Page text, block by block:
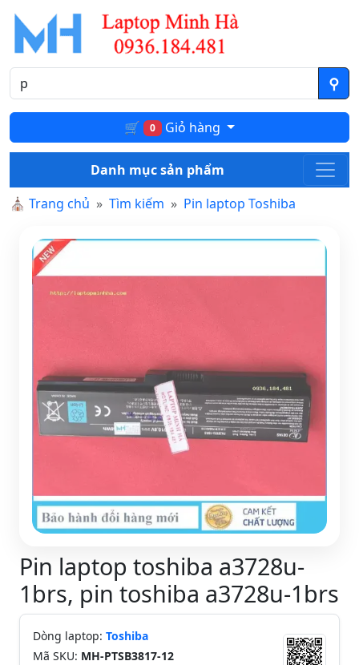
🛒 0 Giỏ hàng
Danh mục sản phẩm
⛪ Trang chủ Tìm kiếm Pin laptop Toshiba
Pin laptop toshiba a3728u-
1brs, pin toshiba a3728u-1brs
Dòng laptop: Toshiba
Mã SKU: MH-PTSB3817-12